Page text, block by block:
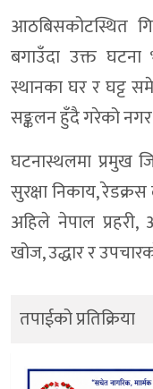
आठबिसकोटस्थित
बगाउँदा उक्त
स्थानका घर र घट्ट
सङ्कलन हुँदै गरेको
घटनास्थलमा प्रमुख
सुरक्षा निकाय,
अहिले नेपाल
खोज, उद्धार र
तपाईको प्रतिक्रिया